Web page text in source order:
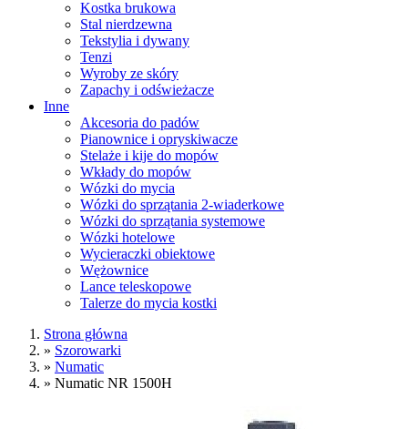
Kostka brukowa
Stal nierdzewna
Tekstylia i dywany
Tenzi
Wyroby ze skóry
Zapachy i odświeżacze
Inne
Akcesoria do padów
Pianownice i opryskiwacze
Stelaże i kije do mopów
Wkłady do mopów
Wózki do mycia
Wózki do sprzątania 2-wiaderkowe
Wózki do sprzątania systemowe
Wózki hotelowe
Wycieraczki obiektowe
Wężownice
Lance teleskopowe
Talerze do mycia kostki
Strona główna
» Szorowarki
» Numatic
» Numatic NR 1500H